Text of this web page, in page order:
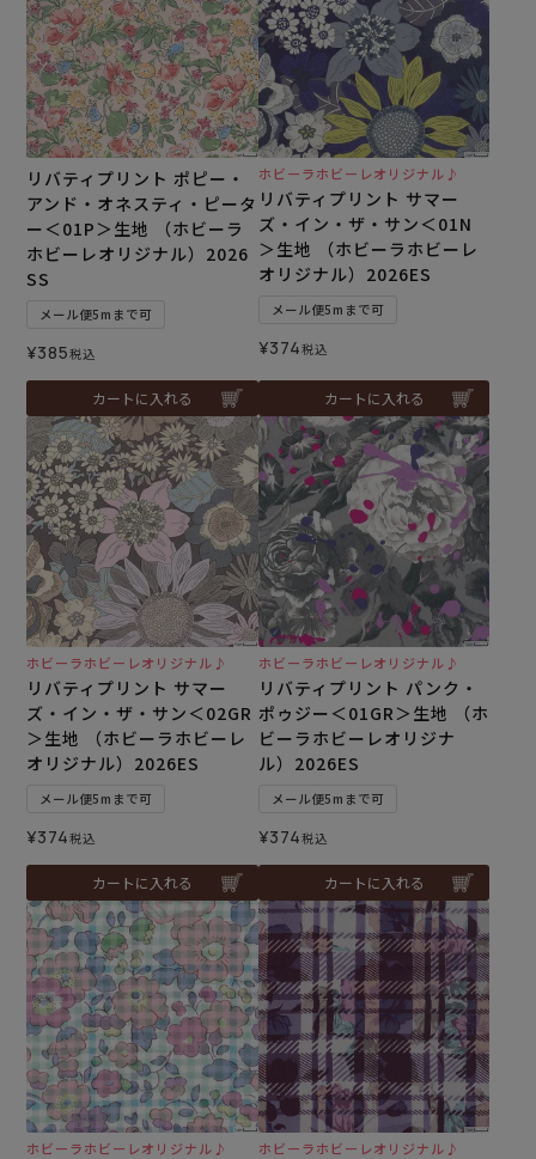
リバティプリント ポピー・
アンド・オネスティ・ピータ
ー＜01P＞生地 （ホビーラ
ホビーレオリジナル）2026
SS
メール便5mまで可
¥385税込
カートに入れる
ホビーラホビーレオリジナル♪
リバティプリント サマー
ズ・イン・ザ・サン＜01N
＞生地 （ホビーラホビーレ
オリジナル）2026ES
メール便5mまで可
¥374税込
カートに入れる
ホビーラホビーレオリジナル♪
リバティプリント サマー
ズ・イン・ザ・サン＜02GR
＞生地 （ホビーラホビーレ
オリジナル）2026ES
メール便5mまで可
¥374税込
カートに入れる
ホビーラホビーレオリジナル♪
リバティプリント パンク・
ポゥジー＜01GR＞生地 （ホ
ビーラホビーレオリジナ
ル）2026ES
メール便5mまで可
¥374税込
カートに入れる
ホビーラホビーレオリジナル♪ ホビーラホビーレオリジナル♪